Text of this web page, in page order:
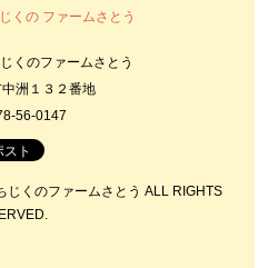
くの ファームさとう
くのファームさとう
洲１３２番地
56-0147
くのファームさとう ALL RIGHTS